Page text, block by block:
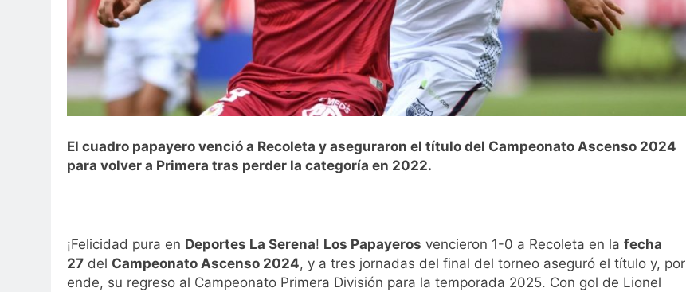
El cuadro papayero venció a Recoleta y aseguraron el título del Campeonato Ascenso 2024
para volver a Primera tras perder la categoría en 2022.
¡Felicidad pura en Deportes La Serena! Los Papayeros vencieron 1-0 a Recoleta en la fecha
27 del Campeonato Ascenso 2024, y a tres jornadas del final del torneo aseguró el título y, por
ende, su regreso al Campeonato Primera División para la temporada 2025. Con gol de Lionel